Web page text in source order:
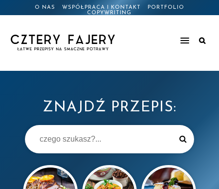
O NAS WSPÓŁPRACA I KONTAKT
PORTFOLIO
COPYWRITING
ZNAJDŹ PRZEPIS: